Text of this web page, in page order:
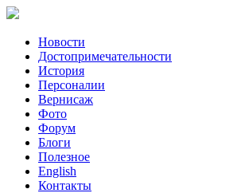
Новости
Достопримечательности
История
Персоналии
Вернисаж
Фото
Форум
Блоги
Полезное
English
Контакты